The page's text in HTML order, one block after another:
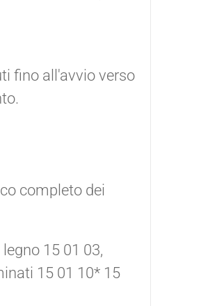
fino all'avvio verso
completo dei
15 01 03,
15 01 10* 15